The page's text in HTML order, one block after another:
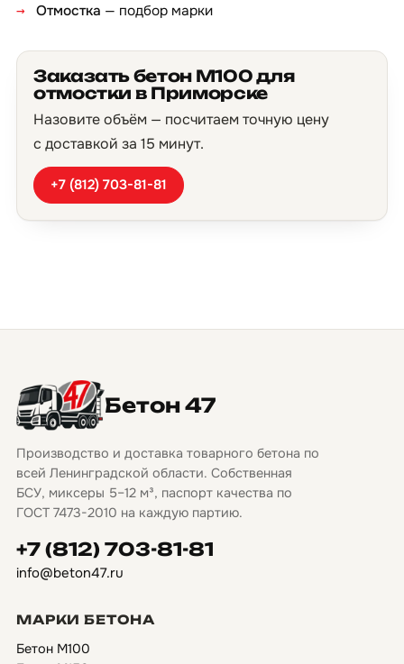
Отмостка — подбор марки
Заказать бетон М100 для
отмостки в Приморске
Назовите объём — посчитаем точную цену
с доставкой за 15 минут.
+7 (812) 703-81-81
Бетон 47
Производство и доставка товарного бетона по
всей Ленинградской области. Собственная
БСУ, миксеры 5–12 м³, паспорт качества по
ГОСТ 7473-2010 на каждую партию.
+7 (812) 703-81-81
info@beton47.ru
МАРКИ БЕТОНА
Бетон М100